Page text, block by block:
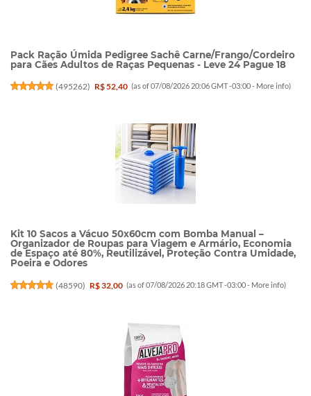
Pack Ração Úmida Pedigree Sachê Carne/Frango/Cordeiro
para Cães Adultos de Raças Pequenas - Leve 24 Pague 18
(495262) R$ 52,40 (as of 07/08/2026 20:06 GMT -03:00 - More info)
Kit 10 Sacos a Vácuo 50x60cm com Bomba Manual –
Organizador de Roupas para Viagem e Armário, Economia
de Espaço até 80%, Reutilizável, Proteção Contra Umidade,
Poeira e Odores
(48590) R$ 32,00 (as of 07/08/2026 20:18 GMT -03:00 - More info)